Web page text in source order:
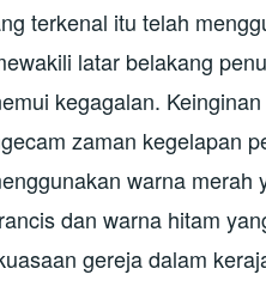
terkenal itu telah
latar belakang
kegagalan.
zaman kegelapan
warna
dan warna hitam
gereja dalam